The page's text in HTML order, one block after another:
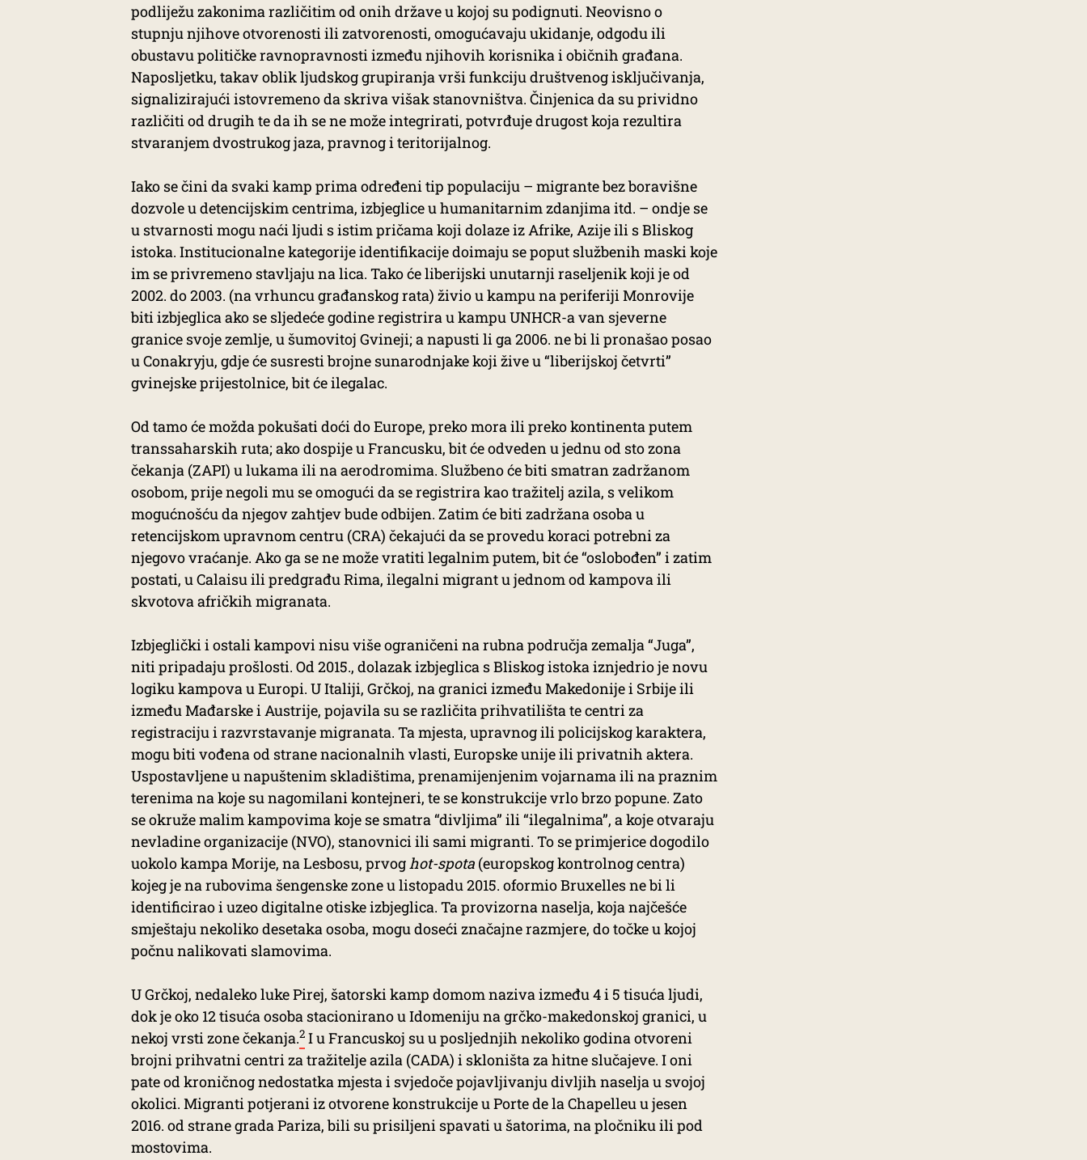
podliježu zakonima različitim od onih države u kojoj su podignuti. Neovisno o
stupnju njihove otvorenosti ili zatvorenosti, omogućavaju ukidanje, odgodu ili
obustavu političke ravnopravnosti između njihovih korisnika i običnih građana.
Naposljetku, takav oblik ljudskog grupiranja vrši funkciju društvenog isključivanja,
signalizirajući istovremeno da skriva višak stanovništva. Činjenica da su prividno
različiti od drugih te da ih se ne može integrirati, potvrđuje drugost koja rezultira
stvaranjem dvostrukog jaza, pravnog i teritorijalnog.
Iako se čini da svaki kamp prima određeni tip populaciju – migrante bez boravišne
dozvole u detencijskim centrima, izbjeglice u humanitarnim zdanjima itd. – ondje se
u stvarnosti mogu naći ljudi s istim pričama koji dolaze iz Afrike, Azije ili s Bliskog
istoka. Institucionalne kategorije identifikacije doimaju se poput službenih maski koje
im se privremeno stavljaju na lica. Tako će liberijski unutarnji raseljenik koji je od
2002. do 2003. (na vrhuncu građanskog rata) živio u kampu na periferiji Monrovije
biti izbjeglica ako se sljedeće godine registrira u kampu UNHCR-a van sjeverne
granice svoje zemlje, u šumovitoj Gvineji; a napusti li ga 2006. ne bi li pronašao posao
u Conakryju, gdje će susresti brojne sunarodnjake koji žive u “liberijskoj četvrti”
gvinejske prijestolnice, bit će ilegalac.
Od tamo će možda pokušati doći do Europe, preko mora ili preko kontinenta putem
transsaharskih ruta; ako dospije u Francusku, bit će odveden u jednu od sto zona
čekanja (ZAPI) u lukama ili na aerodromima. Službeno će biti smatran zadržanom
osobom, prije negoli mu se omogući da se registrira kao tražitelj azila, s velikom
mogućnošću da njegov zahtjev bude odbijen. Zatim će biti zadržana osoba u
retencijskom upravnom centru (CRA) čekajući da se provedu koraci potrebni za
njegovo vraćanje. Ako ga se ne može vratiti legalnim putem, bit će “oslobođen” i zatim
postati, u Calaisu ili predgrađu Rima, ilegalni migrant u jednom od kampova ili
skvotova afričkih migranata.
Izbjeglički i ostali kampovi nisu više ograničeni na rubna područja zemalja “Juga”,
niti pripadaju prošlosti. Od 2015., dolazak izbjeglica s Bliskog istoka iznjedrio je novu
logiku kampova u Europi. U Italiji, Grčkoj, na granici između Makedonije i Srbije ili
između Mađarske i Austrije, pojavila su se različita prihvatilišta te centri za
registraciju i razvrstavanje migranata. Ta mjesta, upravnog ili policijskog karaktera,
mogu biti vođena od strane nacionalnih vlasti, Europske unije ili privatnih aktera.
Uspostavljene u napuštenim skladištima, prenamijenjenim vojarnama ili na praznim
terenima na koje su nagomilani kontejneri, te se konstrukcije vrlo brzo popune. Zato
se okruže malim kampovima koje se smatra “divljima” ili “ilegalnima”, a koje otvaraju
nevladine organizacije (NVO), stanovnici ili sami migranti. To se primjerice dogodilo
uokolo kampa Morije, na Lesbosu, prvoghot-spota (europskog kontrolnog centra)
kojeg je na rubovima šengenske zone u listopadu 2015. oformio Bruxelles ne bi li
identificirao i uzeo digitalne otiske izbjeglica. Ta provizorna naselja, koja najčešće
smještaju nekoliko desetaka osoba, mogu doseći značajne razmjere, do točke u kojoj
počnu nalikovati slamovima.
U Grčkoj, nedaleko luke Pirej, šatorski kamp domom naziva između 4 i 5 tisuća ljudi,
dok je oko 12 tisuća osoba stacionirano u Idomeniju na grčko-makedonskoj granici, u
nekoj vrsti zone čekanja.2 I u Francuskoj su u posljednjih nekoliko godina otvoreni
brojni prihvatni centri za tražitelje azila (CADA) i skloništa za hitne slučajeve. I oni
pate od kroničnog nedostatka mjesta i svjedoče pojavljivanju divljih naselja u svojoj
okolici. Migranti potjerani iz otvorene konstrukcije u Porte de la Chapelleu u jesen
2016. od strane grada Pariza, bili su prisiljeni spavati u šatorima, na pločniku ili pod
mostovima.